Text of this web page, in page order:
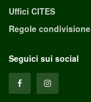
Uffici CITES
Regole
Seguici sui social